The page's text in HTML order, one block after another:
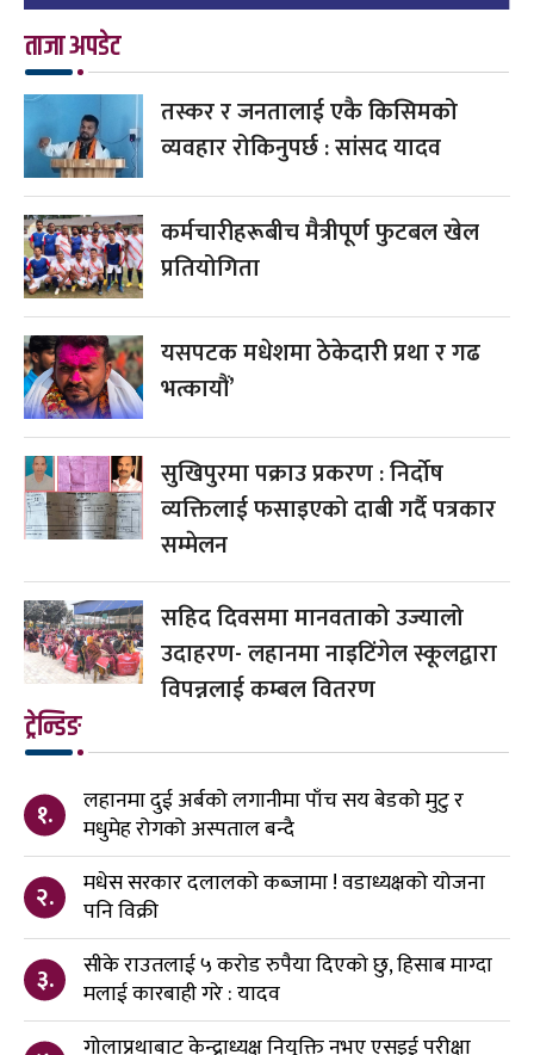
ताजा अपडेट
तस्कर र जनतालाई एकै किसिमको
व्यवहार रोकिनुपर्छ : सांसद यादव
कर्मचारीहरूबीच मैत्रीपूर्ण फुटबल खेल
प्रतियोगिता
यसपटक मधेशमा ठेकेदारी प्रथा र गढ
भत्कायौं’
सुखिपुरमा पक्राउ प्रकरण : निर्दोष
व्यक्तिलाई फसाइएको दाबी गर्दै पत्रकार
सम्मेलन
सहिद दिवसमा मानवताको उज्यालो
उदाहरण- लहानमा नाइटिंगेल स्कूलद्वारा
विपन्नलाई कम्बल वितरण
ट्रेन्डिङ
१.
लहानमा दुई अर्बको लगानीमा पाँच सय बेडको मुटु र
मधुमेह रोगको अस्पताल बन्दै
२.
मधेस सरकार दलालको कब्जामा ! वडाध्यक्षको योजना
पनि विक्री
३.
सीके राउतलाई ५ करोड रुपैया दिएको छु, हिसाब माग्दा
मलाई कारबाही गरे : यादव
गोलाप्रथाबाट केन्द्राध्यक्ष नियुक्ति नभए एसइई परीक्षा